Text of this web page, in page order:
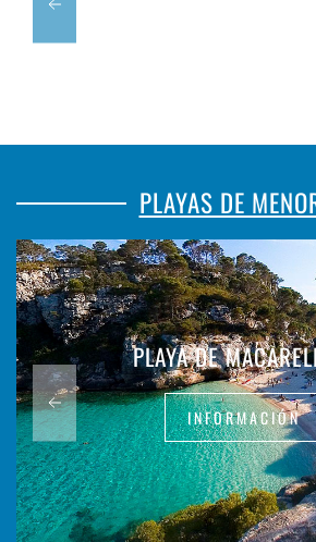
PLAYAS DE
PLAYA DE
INFORMACIÓN